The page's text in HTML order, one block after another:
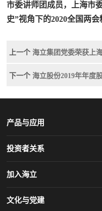
市委讲师团成员，上海市
史”视角下的2020全国两会
上一个 海立集团党委荣获上
下一个 海立股份2019年年度
产品与应用
投资者关系
加入海立
文化与党建